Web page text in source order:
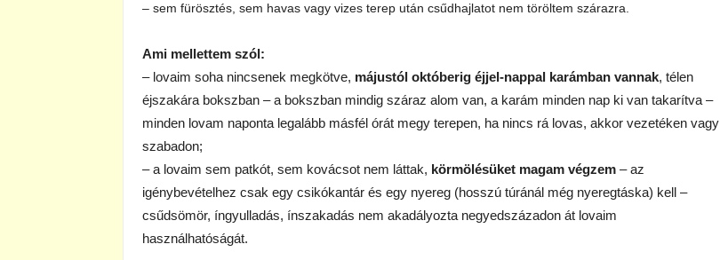
– sem fürösztés, sem havas vagy vizes terep után csűdhajlatot nem töröltem szárazra.
Ami mellettem szól:
– lovaim soha nincsenek megkötve, májustól októberig éjjel-nappal karámban vannak, télen
éjszakára bokszban – a bokszban mindig száraz alom van, a karám minden nap ki van takarítva –
minden lovam naponta legalább másfél órát megy terepen, ha nincs rá lovas, akkor vezetéken vagy
szabadon;
– a lovaim sem patkót, sem kovácsot nem láttak, körmölésüket magam végzem – az
igénybevételhez csak egy csikókantár és egy nyereg (hosszú túránál még nyeregtáska) kell –
csűdsömör, íngyulladás, ínszakadás nem akadályozta negyedszázadon át lovaim
használhatóságát.